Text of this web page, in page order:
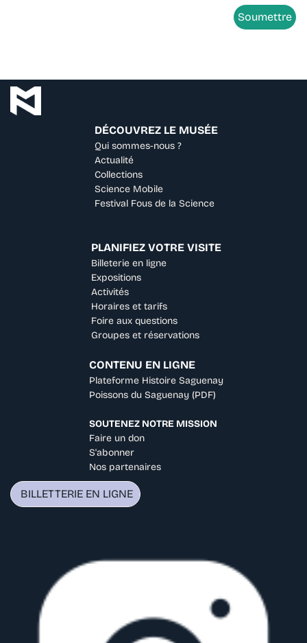
Soumettre
DÉCOUVREZ LE MUSÉE
Qui sommes-nous ?
Actualité
Collections
Science Mobile
Festival Fous de la Science
PLANIFIEZ VOTRE VISITE
Billeterie en ligne
Expositions
Activités
Horaires et tarifs
Foire aux questions
Groupes et réservations
CONTENU EN LIGNE
Plateforme Histoire Saguenay
Poissons du Saguenay (PDF)
SOUTENEZ NOTRE MISSION
Faire un don
S'abonner
Nos partenaires
BILLETTERIE EN LIGNE